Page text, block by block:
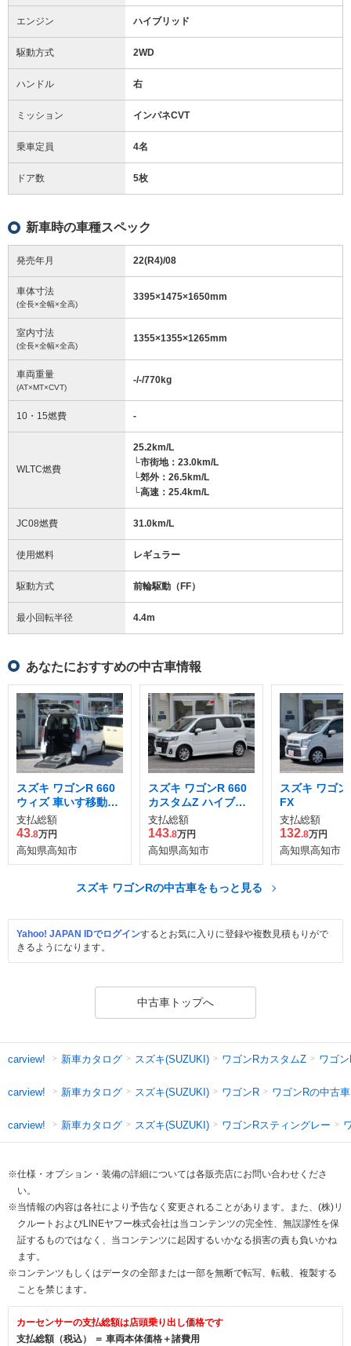
エンジン ハイブリッド
駆動方式 2WD
ハンドル 右
ミッション インパネCVT
乗車定員 4名
ドア数 5枚
新車時の車種スペック
発売年月 22(R4)/08
車体寸法
(全長×全幅×全高)
3395×1475×1650mm
室内寸法
(全長×全幅×全高)
1355×1355×1265mm
車両重量
(AT×MT×CVT)
-/-/770kg
10・15燃費 -
WLTC燃費
25.2km/L
└市街地：23.0km/L
└郊外：26.5km/L
└高速：25.4km/L
JC08燃費 31.0km/L
使用燃料 レギュラー
駆動方式 前輪駆動（FF）
最小回転半径 4.4m
あなたにおすすめの中古車情報
スズキ ワゴンR 660
ウィズ 車いす移動車
リヤシート付 手動固
定式
支払総額
43.8万円
高知県高知市
スズキ ワゴンR 660
カスタムZ ハイブリ
ッド ZX
支払総額
143.8万円
高知県高知市
スズキ ワゴ
FX
支払総額
132.8万円
高知県高知市
スズキ ワゴンRの中古車をもっと見る
Yahoo! JAPAN IDでログインするとお気に入りに登録や複数見積もりがで
きるようになります。
中古車トップへ
carview! 新車カタログ スズキ(SUZUKI) ワゴンRカスタムZ ワゴ
carview! 新車カタログ スズキ(SUZUKI) ワゴンR ワゴンRの中古車
carview! 新車カタログ スズキ(SUZUKI) ワゴンRスティングレー
※仕様・オプション・装備の詳細については各販売店にお問い合わせくださ
い。
※当情報の内容は各社により予告なく変更されることがあります。また、(株)リ
クルートおよびLINEヤフー株式会社は当コンテンツの完全性、無誤謬性を保
証するものではなく、当コンテンツに起因するいかなる損害の責も負いかね
ます。
※コンテンツもしくはデータの全部または一部を無断で転写、転載、複製する
ことを禁じます。
カーセンサーの支払総額は店頭乗り出し価格です
支払総額（税込） ＝ 車両本体価格＋諸費用